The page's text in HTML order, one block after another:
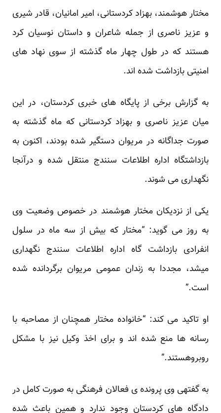
مختار هوشمند، بهزاد کردستانی، امیر امانیان، قادر شیری
و عزیز ناصری از جمله شاعران و داستان نوسیان کرد
هستند که در طول چهار ماه گذشته از سوی نهاد های
امنیتی بازداشت شده اند.
به گزارش برخی از پایگاه های خبری کردستان، در این
میان عزیز ناصری و بهزاد کردستانی که ماه گذشته به
صورت جداگانه در مریوان دستگیر شده بودند، اکنون به
بازداشتگاه اداره اطلاعات سنندج منتقل شده و درآنجا
نگهداری می شوند.
یکی از نزدیکان مختار هوشمند در خصوص وضعیت وی
به روز می گوید: “مختار که بیش از سه ماه در سلول
انفرادی بازداشت گاه اداره اطلاعات سنندج نگهداری
میشد، مجددا به زندان عمومی مریوان برگردانده شده
است.”
او تاکید می کند: “خانواده مختار همچنان از مصاحبه با
رسانه ها منع شده اند و برای اخذ وکیل نیز با مشکل
روبروهستند.”
به گفتهی وی پرونده ی فعالان فرهنگی به صورت کامل در
دادگاه های کردستان وجود ندارد و همین باعث شده